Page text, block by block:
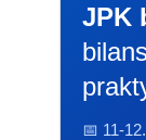
JPK
📅 11-